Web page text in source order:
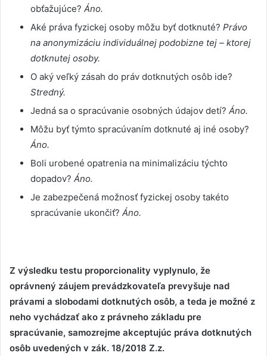
obťažujúce? Áno.
Aké práva fyzickej osoby môžu byť dotknuté? Právo
na anonymizáciu individuálnej podobizne tej – ktorej
dotknutej osoby.
O aký veľký zásah do práv dotknutých osôb ide?
Stredný.
Jedná sa o spracúvanie osobných údajov detí? Áno.
Môžu byť týmto spracúvaním dotknuté aj iné osoby?
Áno.
Boli urobené opatrenia na minimalizáciu týchto
dopadov? Áno.
Je zabezpečená možnosť fyzickej osoby takéto
spracúvanie ukončiť? Áno.
Z výsledku testu proporcionality vyplynulo, že
oprávnený záujem prevádzkovateľa prevyšuje nad
právami a slobodami dotknutých osôb, a teda je možné z
neho vychádzať ako z právneho základu pre
spracúvanie, samozrejme akceptujúc práva dotknutých
osôb uvedených v zák. 18/2018 Z.z.